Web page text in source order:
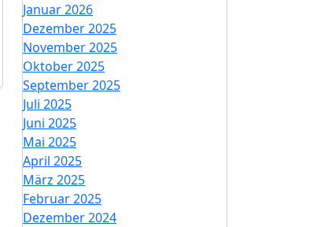
Januar 2026
Dezember 2025
November 2025
Oktober 2025
September 2025
Juli 2025
Juni 2025
Mai 2025
April 2025
März 2025
Februar 2025
Dezember 2024